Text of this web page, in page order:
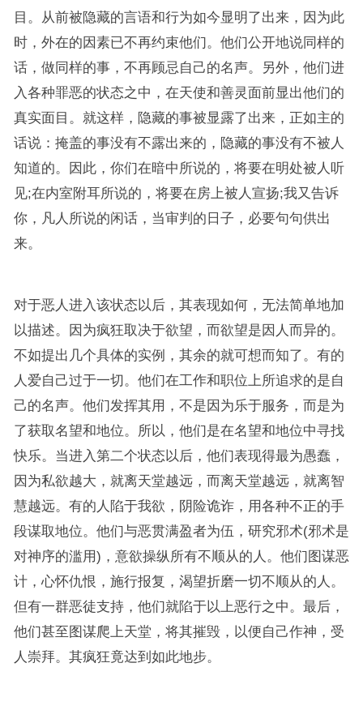
目。从前被隐藏的言语和行为如今显明了出来，因为此
时，外在的因素已不再约束他们。他们公开地说同样的
话，做同样的事，不再顾忌自己的名声。另外，他们进
入各种罪恶的状态之中，在天使和善灵面前显出他们的
真实面目。就这样，隐藏的事被显露了出来，正如主的
话说：掩盖的事没有不露出来的，隐藏的事没有不被人
知道的。因此，你们在暗中所说的，将要在明处被人听
见;在内室附耳所说的，将要在房上被人宣扬;我又告诉
你，凡人所说的闲话，当审判的日子，必要句句供出
来。
对于恶人进入该状态以后，其表现如何，无法简单地加
以描述。因为疯狂取决于欲望，而欲望是因人而异的。
不如提出几个具体的实例，其余的就可想而知了。有的
人爱自己过于一切。他们在工作和职位上所追求的是自
己的名声。他们发挥其用，不是因为乐于服务，而是为
了获取名望和地位。所以，他们是在名望和地位中寻找
快乐。当进入第二个状态以后，他们表现得最为愚蠢，
因为私欲越大，就离天堂越远，而离天堂越远，就离智
慧越远。有的人陷于我欲，阴险诡诈，用各种不正的手
段谋取地位。他们与恶贯满盈者为伍，研究邪术(邪术是
对神序的滥用)，意欲操纵所有不顺从的人。他们图谋恶
计，心怀仇恨，施行报复，渴望折磨一切不顺从的人。
但有一群恶徒支持，他们就陷于以上恶行之中。最后，
他们甚至图谋爬上天堂，将其摧毁，以便自己作神，受
人崇拜。其疯狂竟达到如此地步。